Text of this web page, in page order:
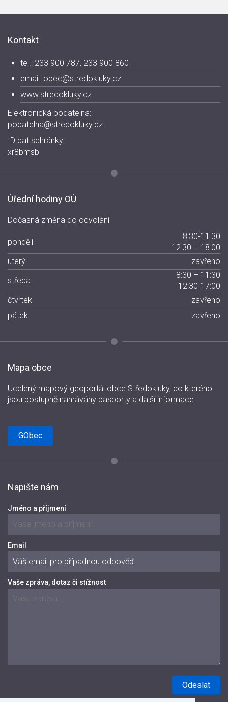
Kontakt
tel.: 233 900 787, 233 900 860
email: obec@stredokluky.cz
www.stredokluky.cz
Elektronická podatelna:
podatelna@stredokluky.cz
ID dat.schránky:
xr8bmsb
Úřední hodiny OÚ
Dočasná změna do odvolání
pondělí
8:30-11:30
12:30 – 18:00
úterý
zavřeno
středa
8:30 – 11:30
12:30-17:00
čtvrtek
zavřeno
pátek
zavřeno
Mapa obce
Ucelený mapový geoportál obce Středokluky, do kterého
jsou postupně nahrávány pasporty a další informace.
GObec
Napište nám
Jméno a příjmení
Email
Vaše zpráva, dotaz či stížnost